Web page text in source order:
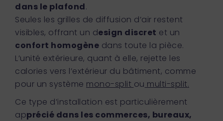
dans le plafond.
Seules les grilles de diffusion d’air restent
visibles, offrant un design discret et un
confort homogène dans toute la pièce.
L’unité extérieure, quant à elle, rejette les
calories vers l’extérieur du bâtiment, comme
pour un système mono-split ou multi-split.
Ce type d’installation est particulièrement
apprécié dans les commerces, bureaux,